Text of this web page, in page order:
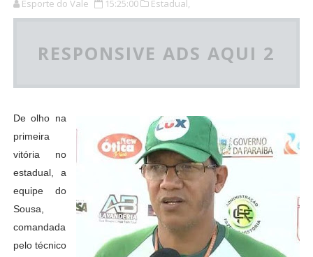
Esporte do Vale 15:25:00 Estadual,
RESPONSIVE ADS AQUI 2
De olho na
primeira
vitória no
estadual, a
equipe do
Sousa,
comandada
pelo técnico